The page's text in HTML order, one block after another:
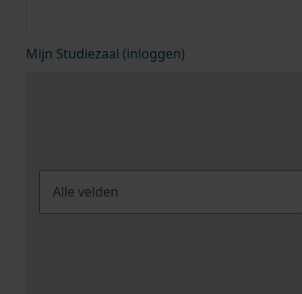
Mijn Studiezaal (inloggen)